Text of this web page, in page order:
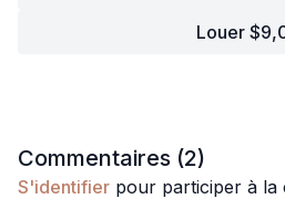
vraiment quand ce n’est pas “facile”.
Nouveau mantra : 🧡c’est difficile
Louer
Commentaires (2)
S'identifier pour participer à la